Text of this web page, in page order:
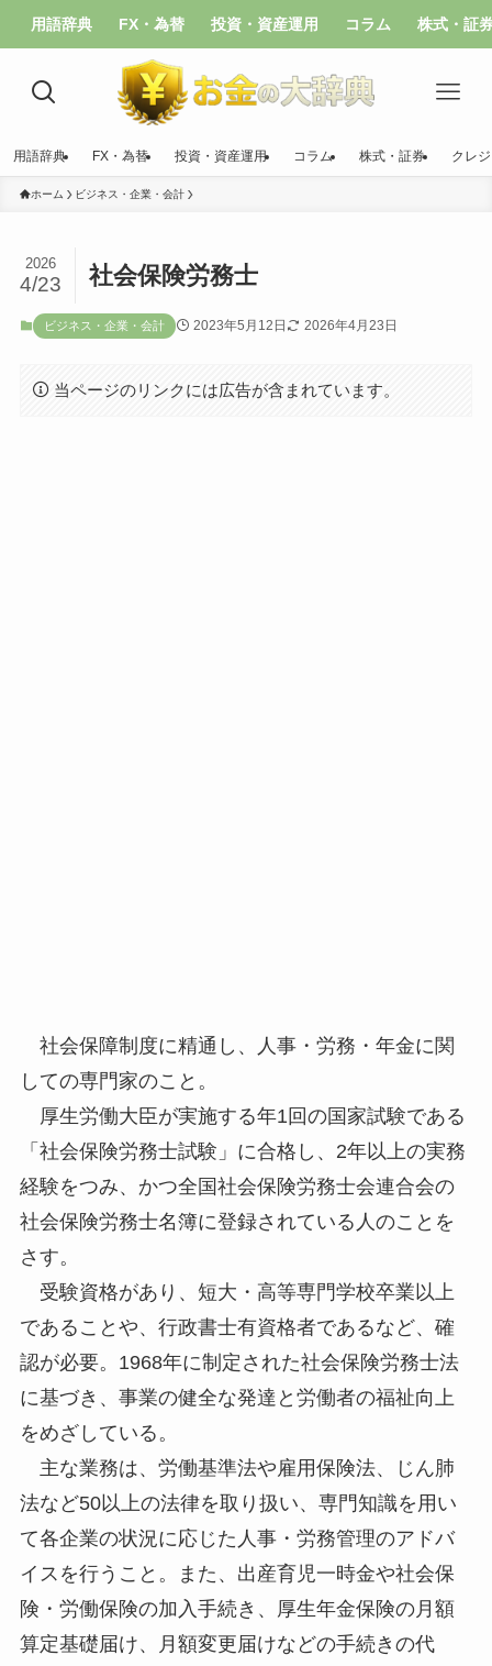
用語辞典 FX・為替 投資・資産運用 コラム 株式・証
用語辞典 FX・為替 投資・資産運用 コラム 株式・証券 クレ
ホーム ビジネス・企業・会計
社会保険労務士
2026
4/23
ビジネス・企業・会計 2023年5月12日 2026年4月23日
当ページのリンクには広告が含まれています。
社会保障制度に精通し、人事・労務・年金に関
しての専門家のこと。
厚生労働大臣が実施する年1回の国家試験である
「社会保険労務士試験」に合格し、2年以上の実務
経験をつみ、かつ全国社会保険労務士会連合会の
社会保険労務士名簿に登録されている人のことを
さす。
受験資格があり、短大・高等専門学校卒業以上
であることや、行政書士有資格者であるなど、確
認が必要。1968年に制定された社会保険労務士法
に基づき、事業の健全な発達と労働者の福祉向上
をめざしている。
主な業務は、労働基準法や雇用保険法、じん肺
法など50以上の法律を取り扱い、専門知識を用い
て各企業の状況に応じた人事・労務管理のアドバ
イスを行うこと。また、出産育児一時金や社会保
険・労働保険の加入手続き、厚生年金保険の月額
算定基礎届け、月額変更届けなどの手続きの代